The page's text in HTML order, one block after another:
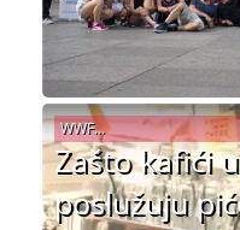
Zašto kafići
poslužuju
WWF...